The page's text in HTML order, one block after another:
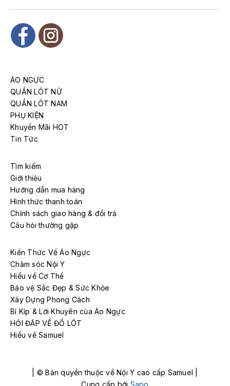
ÁO NGỰC
QUẦN LÓT NỮ
QUẦN LÓT NAM
PHỤ KIỆN
Khuyến Mãi HOT
Tin Tức
Tìm kiếm
Giới thiệu
Hướng dẫn mua hàng
Hình thức thanh toán
Chính sách giao hàng & đổi trả
Câu hỏi thường gặp
Kiến Thức Về Áo Ngực
Chăm sóc Nội Y
Hiểu về Cơ Thể
Bảo vệ Sắc Đẹp & Sức Khỏe
Xây Dựng Phong Cách
Bí Kíp & Lời Khuyên của Áo Ngực
HỎI ĐÁP VỀ ĐỒ LÓT
Hiểu về Samuel
| © Bản quyền thuộc về Nội Y cao cấp Samuel |
Cung cấp bởi Sapo